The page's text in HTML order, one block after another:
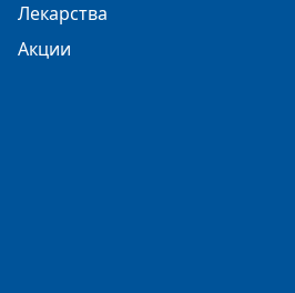
Лекарства
Акции